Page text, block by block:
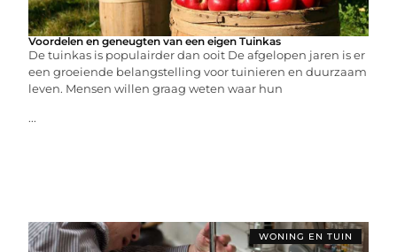
Voordelen en geneugten van een eigen Tuinkas
De tuinkas is populairder dan ooit De afgelopen jaren is er
een groeiende belangstelling voor tuinieren en duurzaam
leven. Mensen willen graag weten waar hun
...
WONING EN TUIN